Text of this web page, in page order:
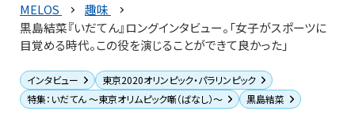
MELOS
趣味
黒島結菜『いだてん』ロングインタビュー。「女子がスポーツに
目覚める時代。この役を演じることができて良かった」
インタビュー
東京2020オリンピック・パラリンピック
特集：いだてん ～東京オリムピック噺（ばなし）～
黒島結菜